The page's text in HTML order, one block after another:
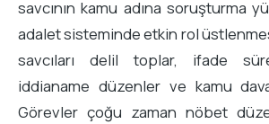
savcının kamu adına soruşturma
adalet sisteminde etkin rol
savcıları delil toplar, ifade
iddianame düzenler ve kamu
Görevler çoğu zaman nöbet